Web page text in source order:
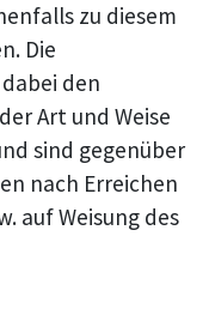
zu diesem
Die
den
Art und Weise
sind gegenüber
nach Erreichen
auf Weisung des